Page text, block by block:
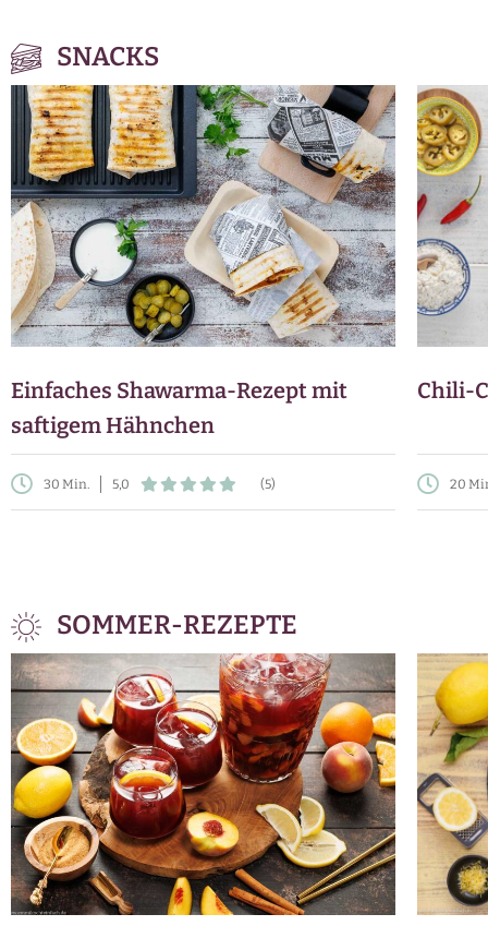
SNACKS
Einfaches Shawarma-Rezept mit
saftigem Hähnchen
30 Min. 5,0 (5)
Chili-
20
SOMMER-REZEPTE